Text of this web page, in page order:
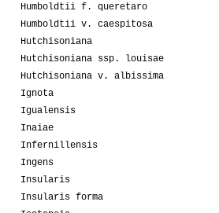
Humboldtii f. queretaro
Humboldtii v. caespitosa
Hutchisoniana
Hutchisoniana ssp. louisae
Hutchisoniana v. albissima
Ignota
Igualensis
Inaiae
Infernillensis
Ingens
Insularis
Insularis forma